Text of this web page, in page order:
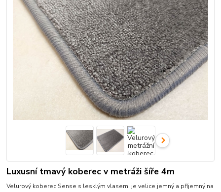
Luxusní tmavý koberec v metráži šíře 4m
Velurový koberec Sense s lesklým vlasem, je velice jemný a příjemný na